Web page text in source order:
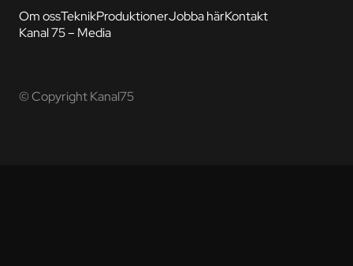
Om ossTeknikProduktionerJobba härKontakt
Kanal 75 – Media
© Copyright Kanal75